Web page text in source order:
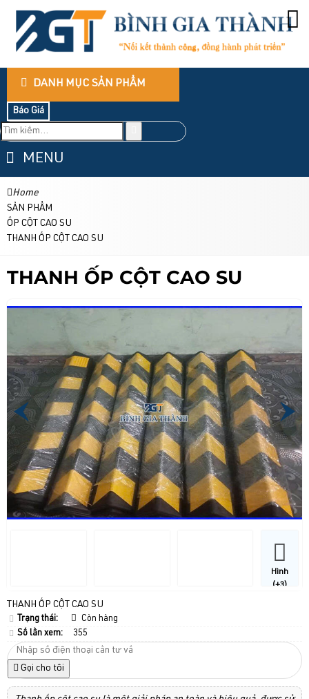
DANH MỤC SẢN PHẨM
Báo Giá
MENU
Home
SẢN PHẨM
ỐP CỘT CAO SU
THANH ỐP CỘT CAO SU
THANH ỐP CỘT CAO SU
Hình
(+3)
THANH ỐP CỘT CAO SU
Trạng thái:
Còn hàng
Số lần xem:
355
Gọi cho tôi